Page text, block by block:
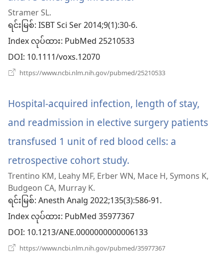
နေ
တယ်)
Stramer SL.
ရင်းမြစ်‎: ISBT Sci Ser 2014;9(1):30-6.
Index လုပ်ထား‎: PubMed 25210533
DOI‎: 10.1111/voxs.12070
https://www.ncbi.nlm.nih.gov/pubmed/25210533
နေ
တယ်)
Hospital-acquired infection, length of stay,
and readmission in elective surgery patients
transfused 1 unit of red blood cells: a
retrospective cohort study.
အသစ်
ဖွ
င့်
နေ
ပါ
Trentino KM, Leahy MF, Erber WN, Mace H, Symons K,
Budgeon CA, Murray K.
ရင်းမြစ်‎: Anesth Analg 2022;135(3):586-91.
Index လုပ်ထား‎: PubMed 35977367
DOI‎: 10.1213/ANE.0000000000006133
https://www.ncbi.nlm.nih.gov/pubmed/35977367